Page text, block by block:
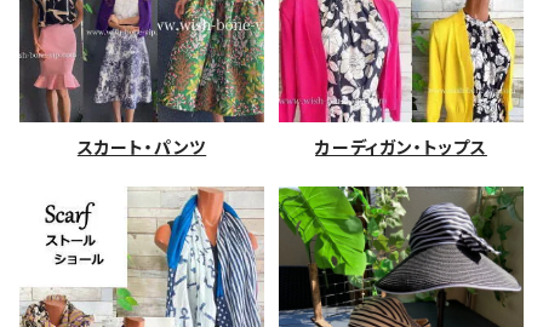
スカート・パンツ カーディガン・トップス